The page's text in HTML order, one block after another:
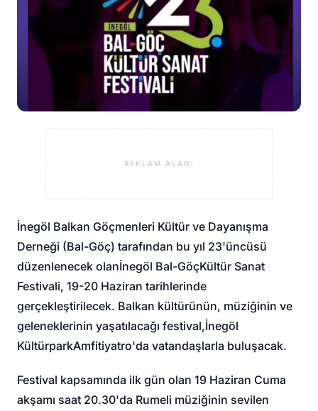
REKLAM ALANI
İnegöl Balkan Göçmenleri Kültür ve Dayanışma
Derneği (Bal-Göç) tarafından bu yıl 23'üncüsü
düzenlenecek olanİnegöl Bal-GöçKültür Sanat
Festivali, 19-20 Haziran tarihlerinde
gerçekleştirilecek. Balkan kültürünün, müziğinin ve
geleneklerinin yaşatılacağı festival,İnegöl
KültürparkAmfitiyatro'da vatandaşlarla buluşacak.
Festival kapsamında ilk gün olan 19 Haziran Cuma
akşamı saat 20.30'da Rumeli müziğinin sevilen